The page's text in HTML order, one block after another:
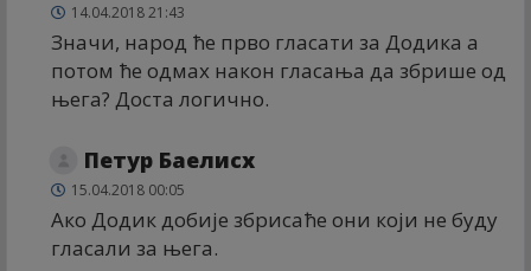
14.04.2018 21:43
Значи, народ ће прво гласати за Додика а
потом ће одмах након гласања да збрише од
њега? Доста логично.
Петyр Баелисх
15.04.2018 00:05
Ако Додик добије збрисаће они који не буду
гласали за њега.